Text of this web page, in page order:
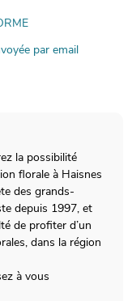
par email
la possibilité
florale à Haisnes
des grands-
depuis 1997, et
de profiter d’un
dans la région
à vous